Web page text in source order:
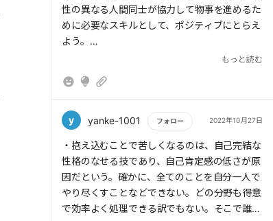
性の異なる人間同士が協力して物事を進めるた
めに必要なスキルとして、ポジティブにとらえ
よう。
「自己肯定感が低いタイプ」だ。ありのままの
っている。ありのままの自分を出したら嫌われ
るかもしれないという不安から、頼まれごとを
断れなかったり、自分の意見を主張できなかっ
たりする。そうしてガマンやストレスを抱え込
みすぎ、爆発してしまう。
もっと読む
y yanke-1001 フォロー 2022年10月27日
もっと読む
・抱え込むことで苦しくなるのは、自己完結な
性格のなせる技であり、自己肯定感の低さが原
因だという。確かに、全てのことを自分一人で
やり尽くすことなどできない。どの分野も得意
で効率よく処理できる訳でもない。そこで誰か